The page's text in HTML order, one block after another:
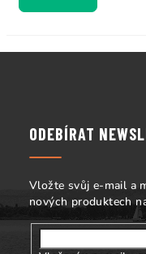
ODEBÍRAT
Vložte svůj e-mail a
nových produktech